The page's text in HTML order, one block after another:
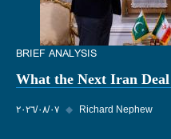
BRIEF ANALYSIS
What the Next Iran
٠٧‏/٠٨‏/٢٠٢٦ ◆ Richard Nephew